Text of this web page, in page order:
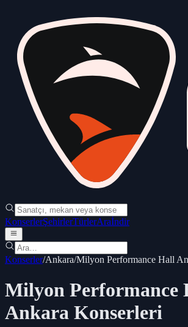
KonserlerŞehirlerTürlerAraİndir
Konserler/Ankara/Milyon Performance Hall
Milyon Performance
Ankara Konserleri